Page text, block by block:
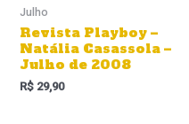
Julho
Revista Playboy –
Natália Casassola –
Julho de 2008
R$ 29,90